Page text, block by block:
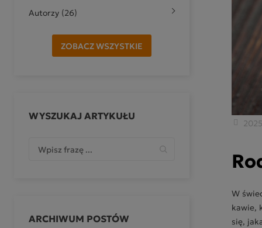
Autorzy (26)
ZOBACZ WSZYSTKIE
WYSZUKAJ ARTYKUŁU
ARCHIWUM POSTÓW
W
kawie,
się,